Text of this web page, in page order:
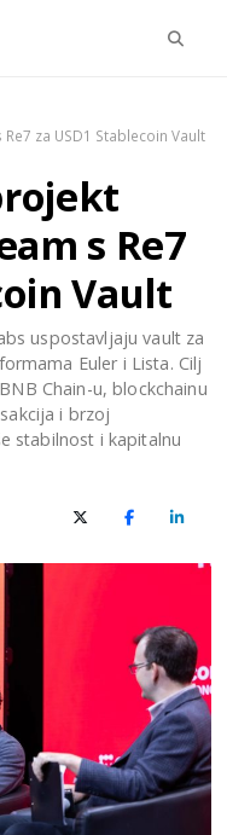
za USD1 Stablecoin Vault
s Re7
Vault
uspostavljaju vault za
Euler i Lista. Cilj
Chain-u, blockchainu
i brzoj
stabilnost i kapitalnu
X (Twitter)Facebook